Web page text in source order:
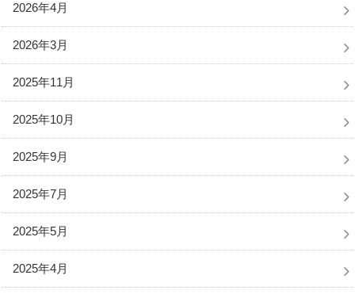
2026年4月
2026年3月
2025年11月
2025年10月
2025年9月
2025年7月
2025年5月
2025年4月